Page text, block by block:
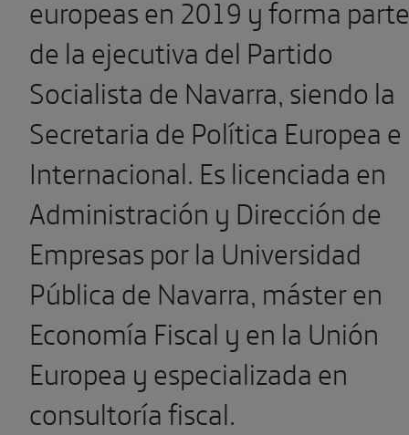
europeas en 2019 y forma parte
de la ejecutiva del Partido
Socialista de Navarra, siendo la
Secretaria de Política Europea e
Internacional. Es licenciada en
Administración y Dirección de
Empresas​ por la Universidad
Pública de Navarra,​ máster en
Economía Fiscal y en la Unión
Europea y especializada en
consultoría fiscal.